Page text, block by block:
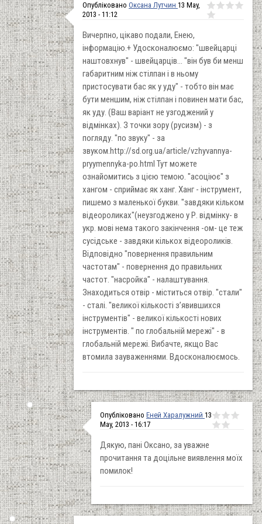
Опубліковано Оксана Лутчин 13 May,
2013 - 11:12
Вичерпно, цікаво подали, Енею,
інформацію.+ Удосконалюємо: "швейцарці
наштовхнув" - швейцарців... "він був би менш
габаритним ніж стілпан і в ньому
пристосувати бас як у уду" - тобто він має
бути меншим, ніж стілпан і повинен мати бас,
як уду. (Ваш варіант не узгоджений у
відмінках). З точки зору (русизм) - з
погляду. "по звуку" - за
звуком.http://sd.org.ua/article/vzhyvannya-
pryymennyka-po.html Тут можете
ознайомитись з цією темою. "асоціює" з
хангом - сприймає як ханг. Ханг - інструмент,
пишемо з маленької букви. "завдяки кільком
відеороликах"(неузгоджено у Р. відмінку- в
укр. мові нема такого закінчення -ом- це теж
сусідське - завдяки кількох відеороликів.
Відповідно "повернення правильним
частотам" - повернення до правильних
частот. "насройка" - налаштування.
Знаходиться отвір - міститься отвір. "стали"
- сталі. "великої кількості з’явившихся
інструментів" - великої кількості нових
інструментів. " по глобальній мережі" - в
глобальній мережі. Вибачте, якщо Вас
втомила зауваженнями. Вдосконалюємось.
Опубліковано Еней Харалужний 13
May, 2013 - 16:17
Дякую, пані Оксано, за уважне
прочитання та доцільне виявлення моїх
помилок!